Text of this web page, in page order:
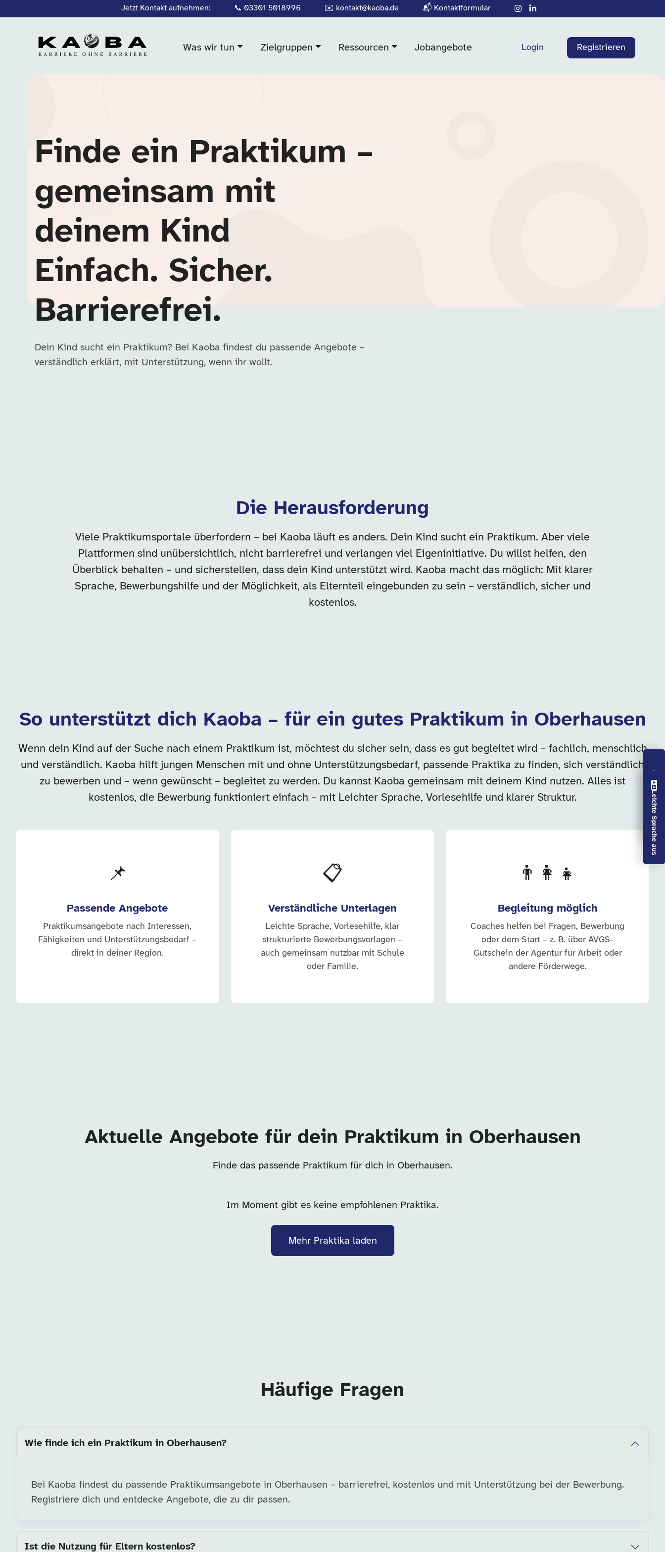
Vorlesen aus
Leichte Sprache aus
Jetzt Kontakt aufnehmen: 📞 03301 5018996 ✉️ kontakt@kaoba.de 📬 Kontaktformular
Was wir tun Zielgruppen Ressourcen Jobangebote Login Registrieren
Finde ein Praktikum –
gemeinsam mit
deinem Kind
Einfach. Sicher.
Barrierefrei.
Dein Kind sucht ein Praktikum? Bei Kaoba findest du passende Angebote –
verständlich erklärt, mit Unterstützung, wenn ihr wollt.
Die Herausforderung
Viele Praktikumsportale überfordern – bei Kaoba läuft es anders. Dein Kind sucht ein Praktikum. Aber viele
Plattformen sind unübersichtlich, nicht barrierefrei und verlangen viel Eigeninitiative. Du willst helfen, den
Überblick behalten – und sicherstellen, dass dein Kind unterstützt wird. Kaoba macht das möglich: Mit klarer
Sprache, Bewerbungshilfe und der Möglichkeit, als Elternteil eingebunden zu sein – verständlich, sicher und
kostenlos.
So unterstützt dich Kaoba – für ein gutes Praktikum in Oberhausen
Wenn dein Kind auf der Suche nach einem Praktikum ist, möchtest du sicher sein, dass es gut begleitet wird – fachlich, menschlich
und verständlich. Kaoba hilft jungen Menschen mit und ohne Unterstützungsbedarf, passende Praktika zu finden, sich verständlich
zu bewerben und – wenn gewünscht – begleitet zu werden. Du kannst Kaoba gemeinsam mit deinem Kind nutzen. Alles ist
kostenlos, die Bewerbung funktioniert einfach – mit Leichter Sprache, Vorlesehilfe und klarer Struktur.
📌
Passende Angebote
Praktikumsangebote nach Interessen,
Fähigkeiten und Unterstützungsbedarf –
direkt in deiner Region.
📋
Verständliche Unterlagen
Leichte Sprache, Vorlesehilfe, klar
strukturierte Bewerbungsvorlagen –
auch gemeinsam nutzbar mit Schule
oder Familie.
👨‍👩‍👧
Begleitung möglich
Coaches helfen bei Fragen, Bewerbung
oder dem Start – z. B. über AVGS-
Gutschein der Agentur für Arbeit oder
andere Förderwege.
Aktuelle Angebote für dein Praktikum in Oberhausen
Finde das passende Praktikum für dich in Oberhausen.
Im Moment gibt es keine empfohlenen Praktika.
Mehr Praktika laden
Häufige Fragen
Wie finde ich ein Praktikum in Oberhausen?
Bei Kaoba findest du passende Praktikumsangebote in Oberhausen – barrierefrei, kostenlos und mit Unterstützung bei der Bewerbung.
Registriere dich und entdecke Angebote, die zu dir passen.
Ist die Nutzung für Eltern kostenlos?